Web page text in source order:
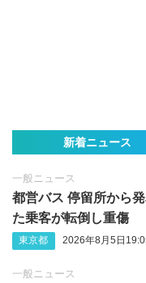
新着ニュース
一般ニュース
都営バス 停留所から
た乗客が転倒し重傷
東京都 2026年8月5日
一般ニュース